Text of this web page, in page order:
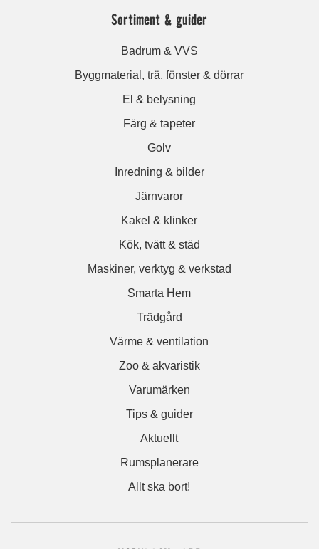
Sortiment & guider
Badrum & VVS
Byggmaterial, trä, fönster & dörrar
El & belysning
Färg & tapeter
Golv
Inredning & bilder
Järnvaror
Kakel & klinker
Kök, tvätt & städ
Maskiner, verktyg & verkstad
Smarta Hem
Trädgård
Värme & ventilation
Zoo & akvaristik
Varumärken
Tips & guider
Aktuellt
Rumsplanerare
Allt ska bort!